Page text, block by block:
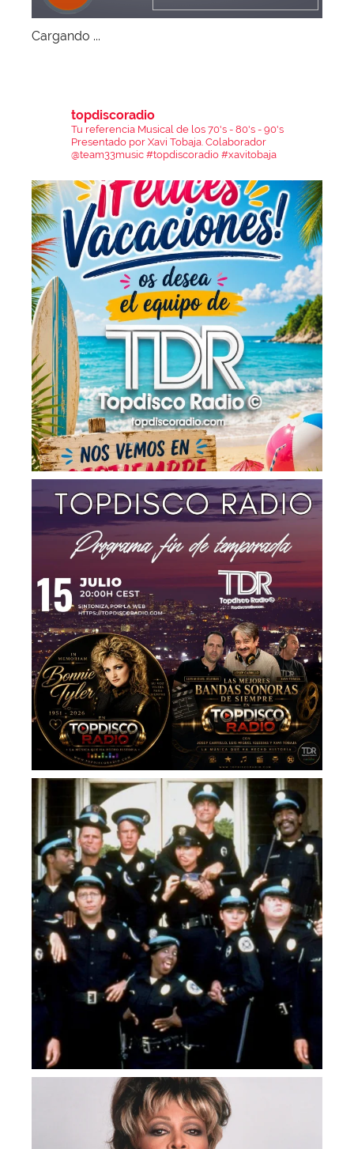
Cargando ...
topdiscoradio
Tu referencia Musical de los 70's - 80's - 90's
Presentado por Xavi Tobaja. Colaborador
@team33music #topdiscoradio #xavitobaja